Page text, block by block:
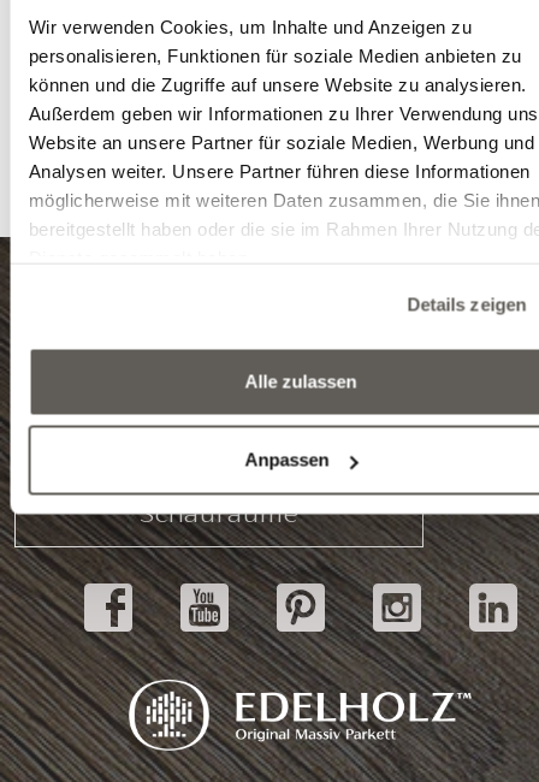
Wir verwenden Cookies, um Inhalte und Anzeigen zu
personalisieren, Funktionen für soziale Medien anbieten zu
können und die Zugriffe auf unsere Website zu analysieren.
Außerdem geben wir Informationen zu Ihrer Verwendung
Website an unsere Partner für soziale Medien, Werbung und
Analysen weiter. Unsere Partner führen diese Informationen
möglicherweise mit weiteren Daten zusammen, die Sie ihnen
bereitgestellt haben oder die sie im Rahmen Ihrer Nutzung
Details zeigen
Alle zulassen
Anpassen
können auch auf Warmwasser-Fußbodenheizung
werden.
Lesen Sie mehr über unsere einzigartigen
oder fragen Sie unsereFachkollegen
8999 Zalalövő, Egerági út (Ipari park)
Tel.: (+36) 92 571 028
Schauräume